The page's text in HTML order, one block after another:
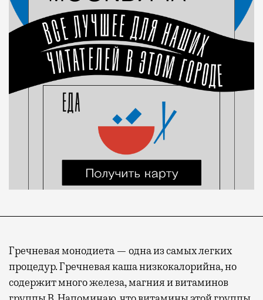
Гречневая монодиета — одна из самых легких
процедур. Гречневая каша низкокалорийна, но
содержит много железа, магния и витаминов